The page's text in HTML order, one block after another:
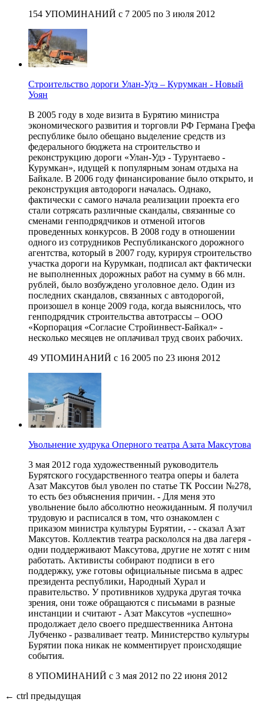
154 УПОМИНАНИЙ с 7 2005 по 3 июля 2012
Строительство дороги Улан-Удэ – Курумкан - Новый
Уоян
В 2005 году в ходе визита в Бурятию министра
экономического развития и торговли РФ Германа Грефа
республике было обещано выделение средств из
федерального бюджета на строительство и
реконструкцию дороги «Улан-Удэ - Турунтаево -
Курумкан», идущей к популярным зонам отдыха на
Байкале. В 2006 году финансирование было открыто, и
реконструкция автодороги началась. Однако,
фактически с самого начала реализации проекта его
стали сотрясать различные скандалы, связанные со
сменами генподрядчиков и отменой итогов
проведенных конкурсов. В 2008 году в отношении
одного из сотрудников Республиканского дорожного
агентства, который в 2007 году, курируя строительство
участка дороги на Курумкан, подписал акт фактически
не выполненных дорожных работ на сумму в 66 млн.
рублей, было возбуждено уголовное дело. Один из
последних скандалов, связанных с автодорогой,
произошел в конце 2009 года, когда выяснилось, что
генподрядчик строительства автотрассы – ООО
«Корпорация «Согласие Стройинвест-Байкал» -
несколько месяцев не оплачивал труд своих рабочих.
49 УПОМИНАНИЙ с 16 2005 по 23 июня 2012
Увольнение худрука Оперного театра Азата Максутова
3 мая 2012 года художественный руководитель
Бурятского государственного театра оперы и балета
Азат Максутов был уволен по статье ТК России №278,
то есть без объяснения причин. - Для меня это
увольнение было абсолютно неожиданным. Я получил
трудовую и расписался в том, что ознакомлен с
приказом министра культуры Бурятии, - - сказал Азат
Максутов. Коллектив театра раскололся на два лагеря -
одни поддерживают Максутова, другие не хотят с ним
работать. Активисты собирают подписи в его
поддержку, уже готовы официальные письма в адрес
президента республики, Народный Хурал и
правительство. У противников худрука другая точка
зрения, они тоже обращаются с письмами в разные
инстанции и считают - Азат Максутов «успешно»
продолжает дело своего предшественника Антона
Лубченко - разваливает театр. Министерство культуры
Бурятии пока никак не комментирует происходящие
события.
8 УПОМИНАНИЙ с 3 мая 2012 по 22 июня 2012
← ctrl предыдущая